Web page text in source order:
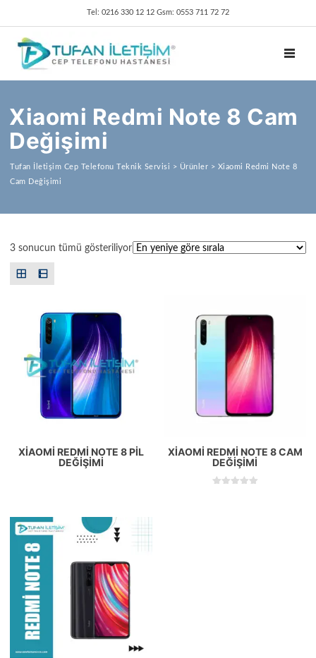
Tel: 0216 330 12 12 Gsm: 0553 711 72 72
Xiaomi Redmi Note 8 Cam
Değişimi
Tufan İletişim Cep Telefonu Teknik Servisi > Ürünler > Xiaomi Redmi Note 8
Cam Değişimi
3 sonucun tümü gösteriliyorEn yeniye göre sıralandı
XIAOMI REDMI NOTE 8 PIL
DEĞIŞIMI
XIAOMI REDMI NOTE 8 CAM
DEĞIŞIMI